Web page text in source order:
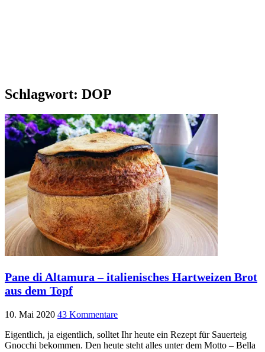
Schlagwort: DOP
Pane di Altamura – italienisches Hartweizen Brot
aus dem Topf
10. Mai 2020 43 Kommentare
Eigentlich, ja eigentlich, solltet Ihr heute ein Rezept für Sauerteig
Gnocchi bekommen. Den heute steht alles unter dem Motto – Bella